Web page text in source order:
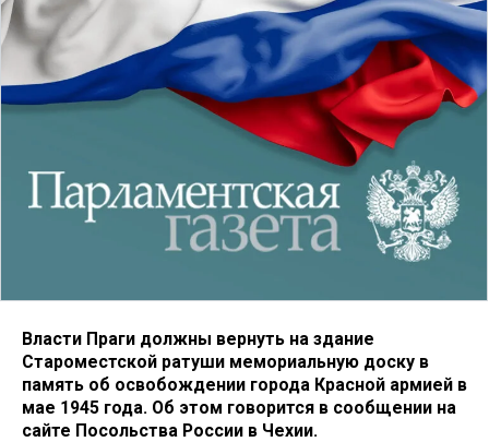
Власти Праги должны вернуть на здание
Староместской ратуши мемориальную доску в
память об освобождении города Красной армией в
мае 1945 года. Об этом говорится в сообщении на
сайте Посольства России в Чехии.